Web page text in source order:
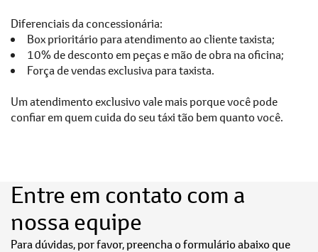
Diferenciais da concessionária:
Box prioritário para atendimento ao cliente taxista;
10% de desconto em peças e mão de obra na oficina;
Força de vendas exclusiva para taxista.
Um atendimento exclusivo vale mais porque você pode
confiar em quem cuida do seu táxi tão bem quanto você.
Entre em contato com a
nossa equipe
Para dúvidas, por favor, preencha o formulário abaixo que